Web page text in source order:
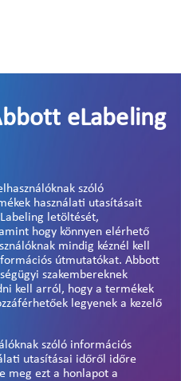
eLabeling
szóló
használati utasításait
letöltését,
hogy könnyen elérhető
mindig kéznél kell
útmutatókat. Abbott
szakembereknek
kell arról, hogy a termékek
legyenek a kezelő
szóló információs
utasításai időről időre
meg ezt a honlapot a